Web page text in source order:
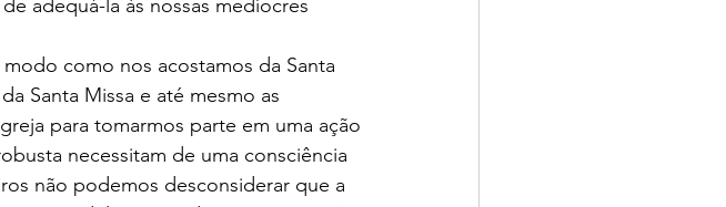
adequá-la às nossas medíocres
como nos acostamos da Santa
Santa Missa e até mesmo as
para tomarmos parte em uma ação
necessitam de uma consciência
não podemos desconsiderar que a